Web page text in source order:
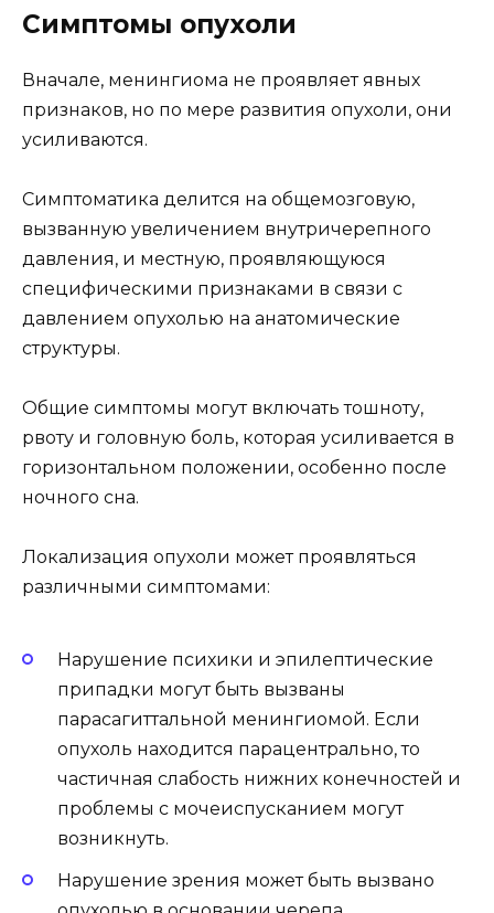
Симптомы опухоли
Вначале, менингиома не проявляет явных
признаков, но по мере развития опухоли, они
усиливаются.
Симптоматика делится на общемозговую,
вызванную увеличением внутричерепного
давления, и местную, проявляющуюся
специфическими признаками в связи с
давлением опухолью на анатомические
структуры.
Общие симптомы могут включать тошноту,
рвоту и головную боль, которая усиливается в
горизонтальном положении, особенно после
ночного сна.
Локализация опухоли может проявляться
различными симптомами:
Нарушение психики и эпилептические
припадки могут быть вызваны
парасагиттальной менингиомой. Если
опухоль находится парацентрально, то
частичная слабость нижних конечностей и
проблемы с мочеиспусканием могут
возникнуть.
Нарушение зрения может быть вызвано